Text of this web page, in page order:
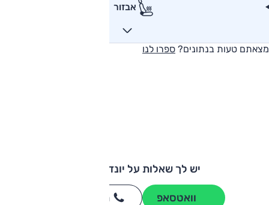
אבזור
מצאתם טעות בנתונים? ספרו לנו
יש לך שאלות על יונדאי קונה?
וואטסאפ חייגו